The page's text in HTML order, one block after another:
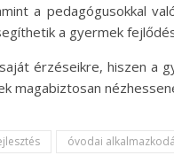
a pedagógusokkal
a gyermek
érzéseikre, hiszen a
óvodai